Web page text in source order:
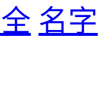
名字